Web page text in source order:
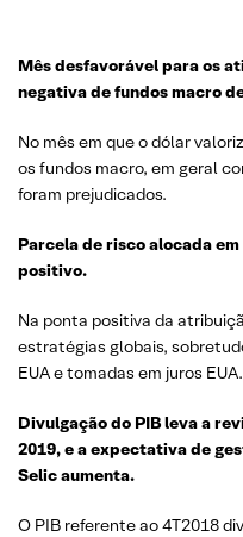
Mês desfavorável para os
negativa de fundos macro
No mês em que o dólar
os fundos macro, em geral
foram prejudicados.
Parcela de risco alocada
positivo.
Na ponta positiva da
estratégias globais,
EUA e tomadas em juros EUA.
Divulgação do PIB leva a
2019, e a expectativa de
Selic aumenta.
O PIB referente ao 4T2018